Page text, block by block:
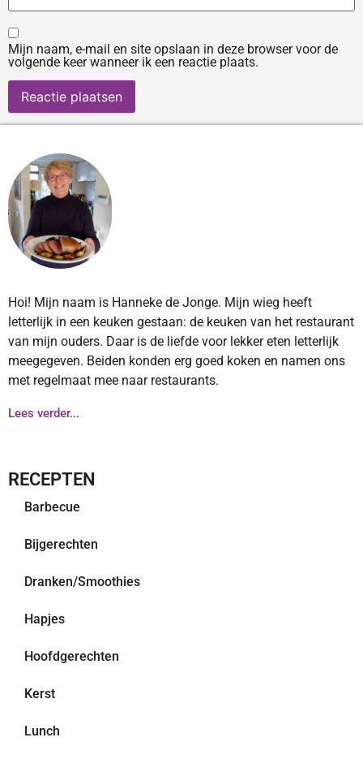
Mijn naam, e-mail en site opslaan in deze browser voor de
volgende keer wanneer ik een reactie plaats.
Hoi! Mijn naam is Hanneke de Jonge. Mijn wieg heeft
letterlijk in een keuken gestaan: de keuken van het restaurant
van mijn ouders. Daar is de liefde voor lekker eten letterlijk
meegegeven. Beiden konden erg goed koken en namen ons
met regelmaat mee naar restaurants.
Lees verder...
RECEPTEN
Barbecue
Bijgerechten
Dranken/Smoothies
Hapjes
Hoofdgerechten
Kerst
Lunch